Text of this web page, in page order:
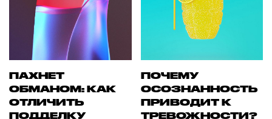
ПАХНЕТ
ОБМАНОМ: КАК
ОТЛИЧИТЬ
ПОДДЕЛКУ
ПОЧЕМУ
ОСОЗНАННОСТЬ
ПРИВОДИТ К
ТРЕВОЖНОСТИ?